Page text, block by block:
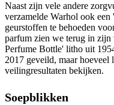
Naast zijn vele andere
verzamelde Warhol ook een
geurstoffen te behoeden
parfum zien we terug in
Perfume Bottle' litho uit
2017 geveild, maar hoeveel
veilingresultaten bekijken.
Soepblikken